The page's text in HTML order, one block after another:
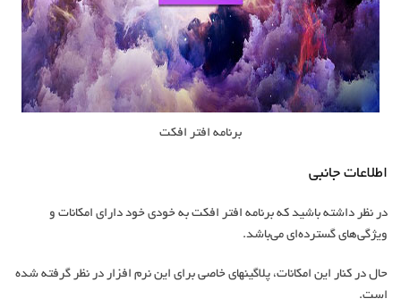
برنامه افتر افکت
اطلاعات جانبی
در نظر داشته باشید که برنامه افتر افکت به خودی خود دارای امکانات و
ویژگی‏‌های گسترده‏‌ای می‏‌باشد.
حال در کنار این امکانات، پلاگین‎های خاصی برای این نرم افزار در نظر گرفته شده
است.